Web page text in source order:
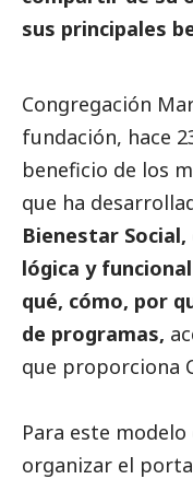
sus principales
Congregación
fundación, hace
beneficio de los
que ha
Bienestar Social,
lógica y
qué, cómo, por
de programas,
que proporciona
Para este
organizar el